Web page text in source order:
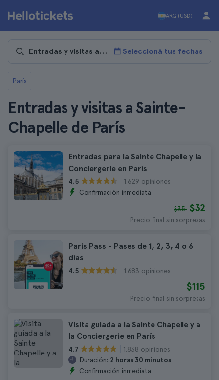
ARG (USD)
Seleccioná tus fechas
París
Entradas y visitas a Sainte-
Chapelle de París
Entradas para la Sainte Chapelle y la
Conciergerie en París
4.5
1.629 opiniones
Confirmación inmediata
$35 $32
Precio final sin sorpresas
Paris Pass - Pases de 1, 2, 3, 4 o 6
días
4.5 1.683 opiniones
$115
Precio final sin sorpresas
Visita guiada a la Sainte Chapelle y a
la Conciergerie en París
4.7
1.838 opiniones
Duración: 2 horas 30 minutos
Confirmación inmediata